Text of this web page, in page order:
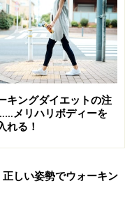
キングダイエットの注
メリハリボディーを
れる！
しい姿勢でウォーキン